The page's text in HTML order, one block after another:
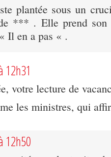
plantée sous un
*** . Elle prend son
Il en a pas « .
12h31
votre lecture de
les ministres, qui
12h50